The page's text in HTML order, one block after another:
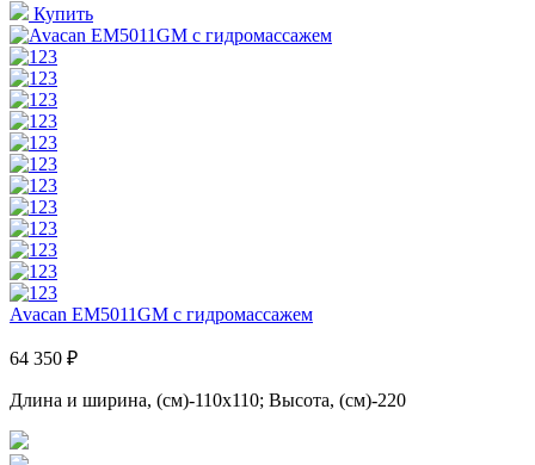
Купить
Avacan EM5011GM с гидромассажем
64 350 ₽
Длина и ширина, (см)-110x110; Высота, (см)-220